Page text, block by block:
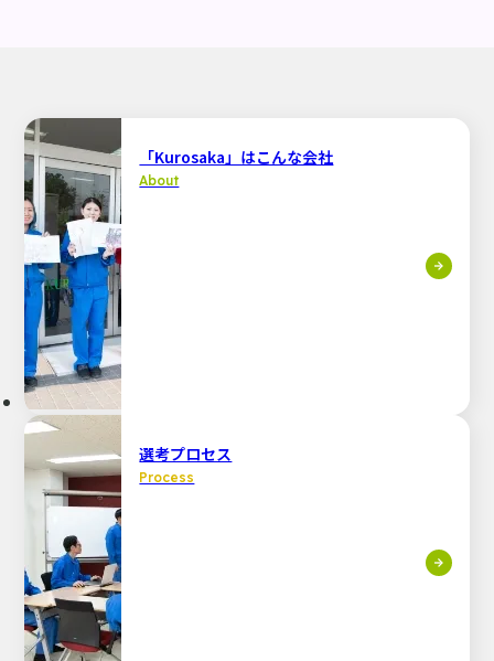
「Kurosaka」はこんな会社
About
選考プロセス
Process